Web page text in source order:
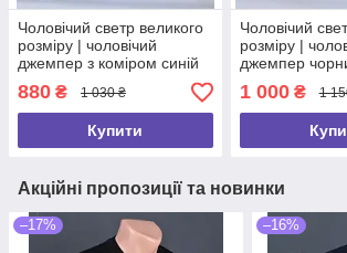
Чоловічий светр великого
розміру | чоловічий
джемпер з коміром синій
Туреччина 9223 Б
880 ₴ 1 030 ₴
Купити
Чоловічий
розміру |
джемпер
Туреччина
1 000₴ 1
Акційні пропозиції та новинки
–17% –16%